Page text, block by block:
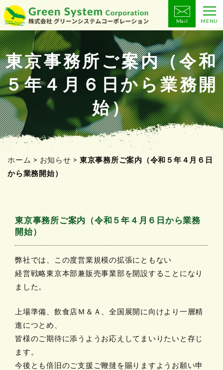
コ
ン
テ
ン
ツ
へ
ス
キ
ッ
プ
Mail MENU
東京事務所ご案内（令和
５年４月６日から業務開
始）
ホーム > お知らせ > 東京事務所ご案内（令和５年４月６日
から業務開始）
東京事務所ご案内（令和５年４月６日から業務
開始）
弊社では、この度営業規模の拡張にともない
経営戦略東京本部兼販売事業部を開設することになり
ました。
上場準備、飲食店Ｍ＆Ａ、全国展開に向けより一層精
進につとめ、
皆様のご期待に添うようお応えしてまいりたいと存じ
ます。
今後とも倍旧のご支援ご鞭撻を賜りますようお願い申